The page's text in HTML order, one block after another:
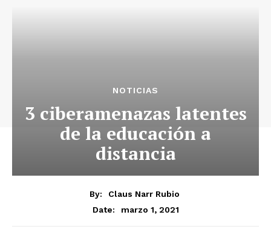
NOTICIAS
3 ciberamenazas latentes
de la educación a
distancia
By:
Claus Narr Rubio
Date:
marzo 1, 2021